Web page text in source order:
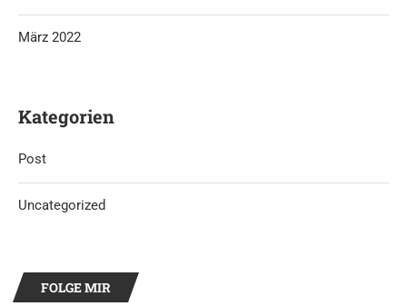
März 2022
Kategorien
Post
Uncategorized
FOLGE MIR